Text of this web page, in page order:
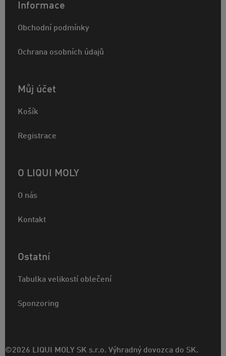
Informace
Obchodní podmínky
Ochrana osobních údajů
Můj účet
Košík
Registrace
O LIQUI MOLY
O nás
Kontakt
Ostatní
Tabulka velikostí oblečení
Sponzoring
©2026 LIQUI MOLY SK s.r.o. Výhradný dovozca do SK.